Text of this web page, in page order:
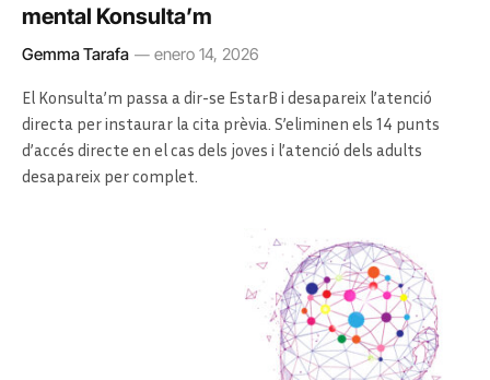
mental Konsulta’m
Gemma Tarafa enero 14, 2026
El Konsulta’m passa a dir-se EstarB i desapareix l’atenció
directa per instaurar la cita prèvia. S’eliminen els 14 punts
d’accés directe en el cas dels joves i l’atenció dels adults
desapareix per complet.